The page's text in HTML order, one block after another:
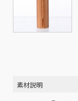
素材説明